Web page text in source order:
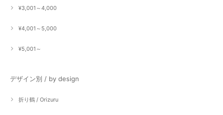
¥3,001～4,000
¥4,001～5,000
¥5,001～
デザイン別 / by design
折り鶴 / Orizuru